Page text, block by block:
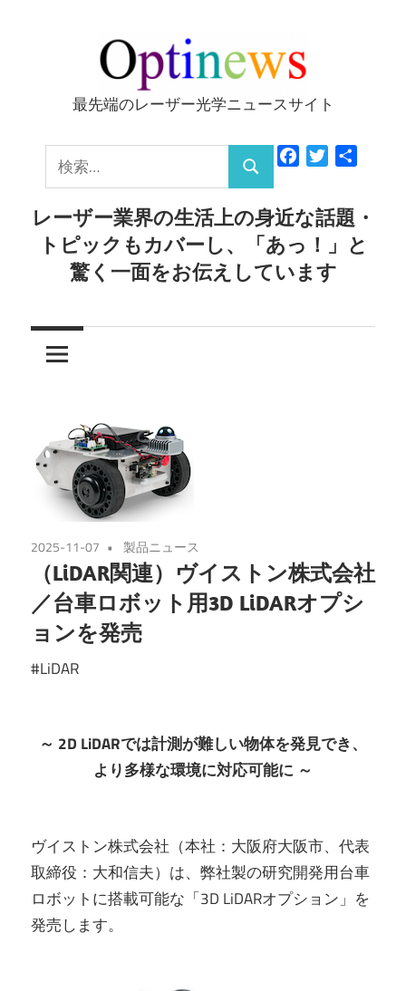
ッ
Optinews
最先端のレーザー光学ニュースサイト
索:
検
索
FacebookTwitter
レーザー業界の生活上の身近な話題・
トピックもカバーし、「あっ！」と
驚く一面をお伝えしています
2025-11-07 製品ニュース
（LiDAR関連）ヴイストン株式会社
／台車ロボット用3D LiDARオプシ
ョンを発売
#LiDAR
～ 2D LiDARでは計測が難しい物体を発見でき、
より多様な環境に対応可能に ～
ヴイストン株式会社（本社：大阪府大阪市、代表
取締役：大和信夫）は、弊社製の研究開発用台車
ロボットに搭載可能な「3D LiDARオプション」を
発売します。